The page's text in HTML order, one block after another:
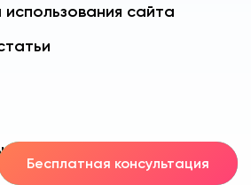
сайта
- Ответы
Бесплатная консультация